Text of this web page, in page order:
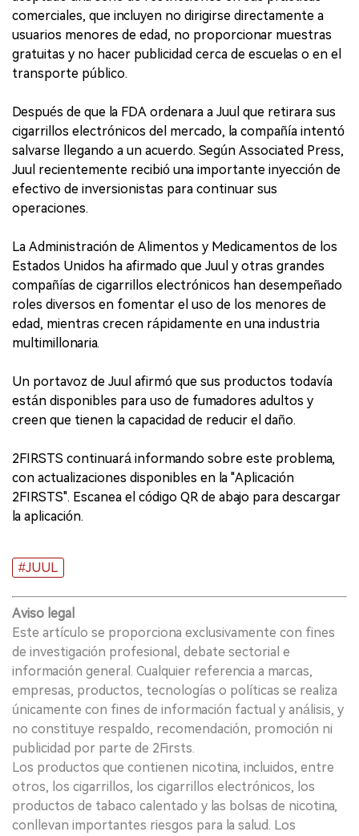
comerciales, que incluyen no dirigirse directamente a
usuarios menores de edad, no proporcionar muestras
gratuitas y no hacer publicidad cerca de escuelas o en el
transporte público.
Después de que la FDA ordenara a Juul que retirara sus
cigarrillos electrónicos del mercado, la compañía intentó
salvarse llegando a un acuerdo. Según Associated Press,
Juul recientemente recibió una importante inyección de
efectivo de inversionistas para continuar sus
operaciones.
La Administración de Alimentos y Medicamentos de los
Estados Unidos ha afirmado que Juul y otras grandes
compañías de cigarrillos electrónicos han desempeñado
roles diversos en fomentar el uso de los menores de
edad, mientras crecen rápidamente en una industria
multimillonaria.
Un portavoz de Juul afirmó que sus productos todavía
están disponibles para uso de fumadores adultos y
creen que tienen la capacidad de reducir el daño.
2FIRSTS continuará informando sobre este problema,
con actualizaciones disponibles en la "Aplicación
2FIRSTS". Escanea el código QR de abajo para descargar
la aplicación.
#JUUL
Aviso legal
Este artículo se proporciona exclusivamente con fines
de investigación profesional, debate sectorial e
información general. Cualquier referencia a marcas,
empresas, productos, tecnologías o políticas se realiza
únicamente con fines de información factual y análisis, y
no constituye respaldo, recomendación, promoción ni
publicidad por parte de 2Firsts.
Los productos que contienen nicotina, incluidos, entre
otros, los cigarrillos, los cigarrillos electrónicos, los
productos de tabaco calentado y las bolsas de nicotina,
conllevan importantes riesgos para la salud. Los